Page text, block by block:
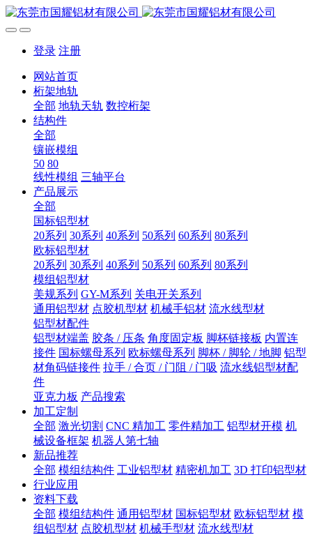
登录 注册
网站首页
桁架地轨
全部 地轨天轨 数控桁架
结构件
全部
镶嵌模组
50 80
线性模组 三轴平台
产品展示
全部
国标铝型材
20系列 30系列 40系列 50系列 60系列 80系列
欧标铝型材
20系列 30系列 40系列 50系列 60系列 80系列
模组铝型材
美规系列 GY-M系列 关电开关系列
通用铝型材 点胶机型材 机械手铝材 流水线型材
铝型材配件
铝型材端盖 胶条 / 压条 角度固定板 脚杯链接板 内置连
接件 国标螺母系列 欧标螺母系列 脚杯 / 脚轮 / 地脚 铝型
材角码链接件 拉手 / 合页 / 门阻 / 门吸 流水线铝型材配
件
亚克力板 产品搜索
加工定制
全部 激光切割 CNC 精加工 零件精加工 铝型材开模 机
械设备框架 机器人第七轴
新品推荐
全部 模组结构件 工业铝型材 精密机加工 3D 打印铝型材
行业应用
资料下载
全部 模组结构件 通用铝型材 国标铝型材 欧标铝型材 模
组铝型材 点胶机型材 机械手型材 流水线型材